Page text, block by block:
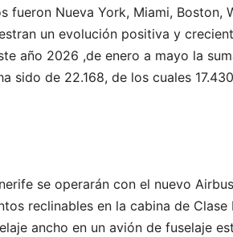
fueron Nueva York, Miami, Boston,
un evolución positiva y
año 2026 ,de enero a mayo la
sido de 22.168, de los cuales
se operarán con el nuevo
reclinables en la cabina de Clase
ancho en un avión de fuselaje